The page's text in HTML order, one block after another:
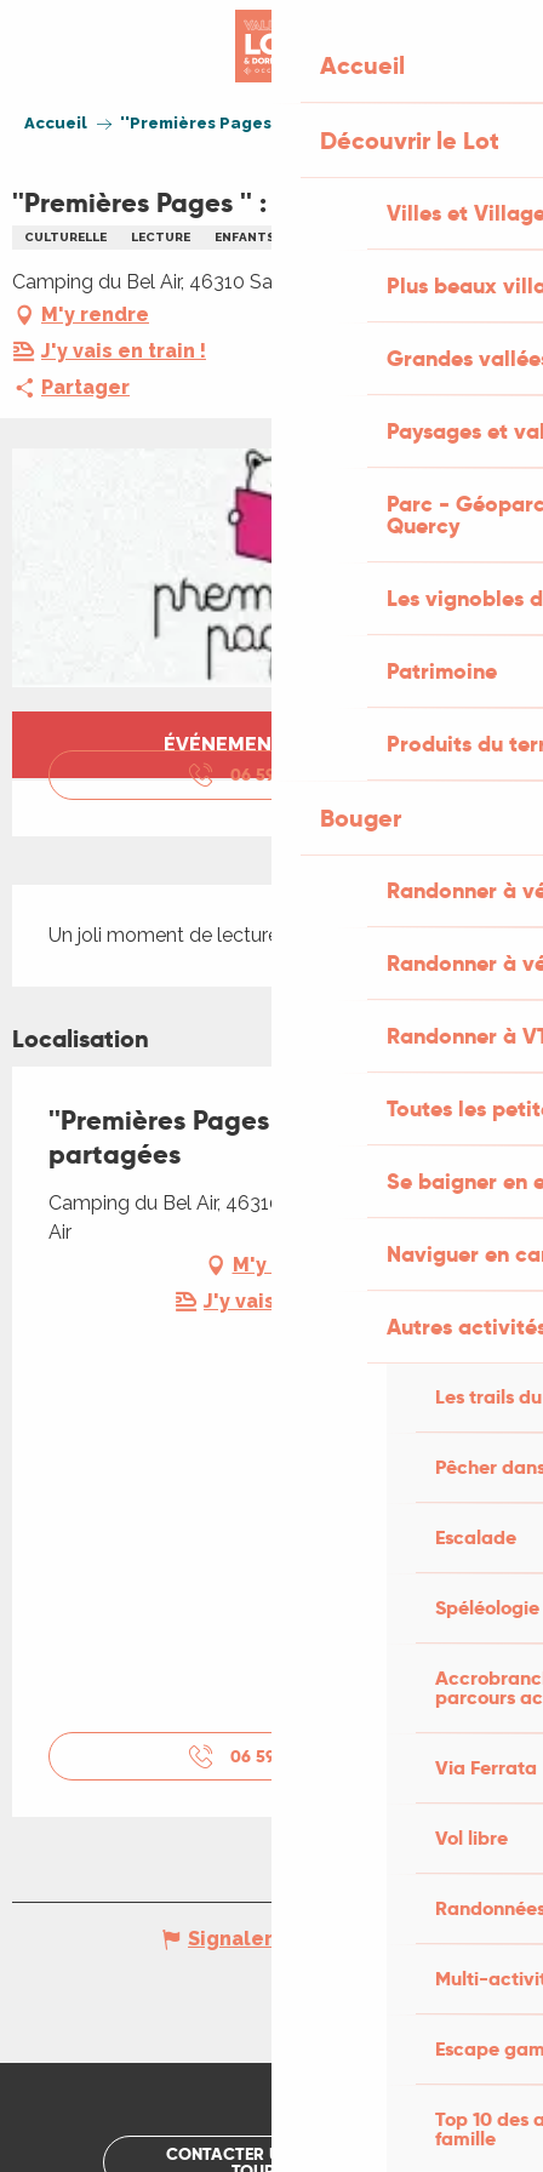
Accueil
Découvrir le Lot
Villes et
Plus beaux
Grandes
Paysages et
Parc -
Quercy
Les vignobles
Patrimoine
Produits du
Bouger
Randonner à
Randonner à
Randonner à
Toutes les
Se baigner en
Naviguer en
Autres
Les trails
Pêcher
Escalade
Spéléologie
parcours
Via Ferrata
Vol libre
Multi-
Escape
Top 10 des
famille
Accueil ''Premières Pages '' : Lectures partagées
''Premières Pages '' : Lectures partagées
CULTURELLE LECTURE ENFANTS
Camping du Bel Air, 46310 Saint-Germain-du-Bel-Air
M'y rendre
J'y vais en train !
Partager
Ouverture et coordonnées
ÉVÉNEMENT TERMINÉ
06 59 65 35
Un joli moment de lecture tous ensemble!
Localisation
''Premières Pages '' : Lectures
partagées
Camping du Bel Air, 46310 Saint-Germain-du-Bel-
Air
M'y rendre
J'y vais en train !
06 59 65 35
Signaler une erreur
CONTACTER UN OFFICE DE